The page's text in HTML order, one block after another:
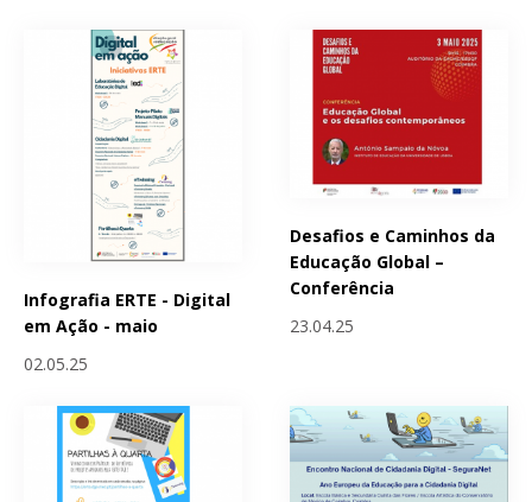
Infografia ERTE - Digital
em Ação - maio
02.05.25
Desafios e Caminhos da
Educação Global –
Conferência
23.04.25